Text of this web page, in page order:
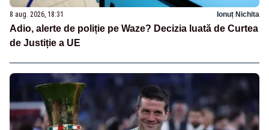
8 aug. 2026, 18:31 Ionuț Nichita
Adio, alerte de poliție pe Waze? Decizia luată de Curtea
de Justiție a UE